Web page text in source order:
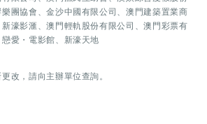
團協會、金沙中國有限公司、澳門建築置業商
濠影滙、澳門輕軌股份有限公司、澳門彩票有
愛・電影館、新濠天地
改，請向主辦單位查詢。